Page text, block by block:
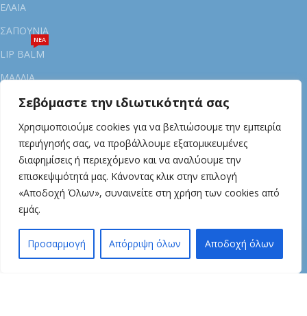
Σεβόμαστε την ιδιωτικότητά σας
Χρησιμοποιούμε cookies για να βελτιώσουμε την εμπειρία
περιήγησής σας, να προβάλλουμε εξατομικευμένες
διαφημίσεις ή περιεχόμενο και να αναλύουμε την
επισκεψιμότητά μας. Κάνοντας κλικ στην επιλογή
«Αποδοχή Όλων», συναινείτε στη χρήση των cookies από
εμάς.
Προσαρμογή Απόρριψη όλων Αποδοχή όλων
ΕΛΑΙΑ
ΣΑΠΟΥΝΙΑ
LIP BALM
ΝΕΑ
ΜΑΛΛΙΑ
ΔΩΡΑ
ΟΡΟΙ & ΠΡΟΥΠΟΘΕΣΕΙΣ
ΟΡΟΙ ΧΡΗΣΗΣ
ΠΟΛΙΤΙΚΗ ΑΠΟΡΡΗΤΟΥ
ΟΡΟΙ ΠΛΗΡΩΜΗΣ
ΠΟΛΙΤΙΚΗ ΕΠΙΣΤΡΟΦΩΝ
🐝